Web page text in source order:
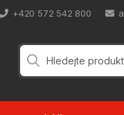
+420 572 542 800